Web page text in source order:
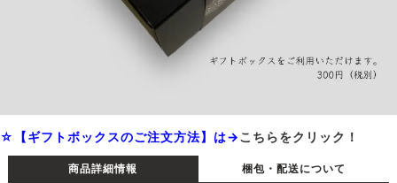
☆【ギフトボックスのご注文方法】は→こちらをクリック！
商品詳細情報 梱包・配送について